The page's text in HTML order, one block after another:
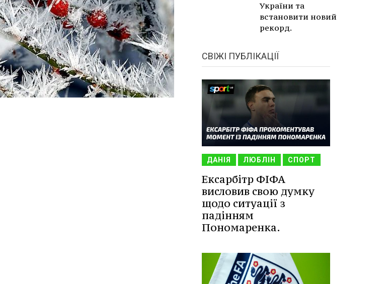
України та
встановити новий
рекорд.
СВІЖІ ПУБЛІКАЦІЇ
ДАНІЯ ЛЮБЛІН СПОРТ
Ексарбітр ФІФА
висловив свою думку
щодо ситуації з
падінням
Пономаренка.